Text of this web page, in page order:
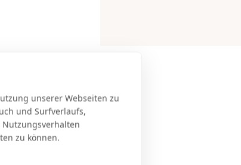
unserer Webseiten zu
und Surfverlaufs,
zu können.